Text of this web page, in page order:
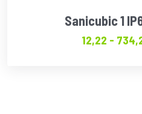
Sanicubic 1
12,22 -